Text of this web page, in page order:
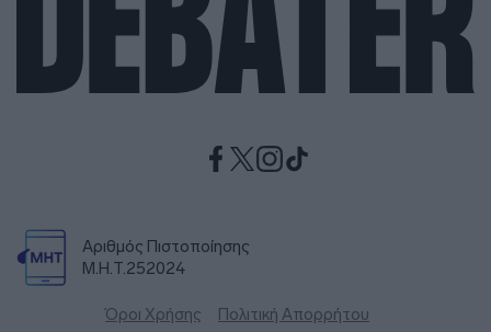
Αριθμός Πιστοποίησης
Μ.Η.Τ.252024
Όροι Χρήσης Πολιτική Απορρήτου